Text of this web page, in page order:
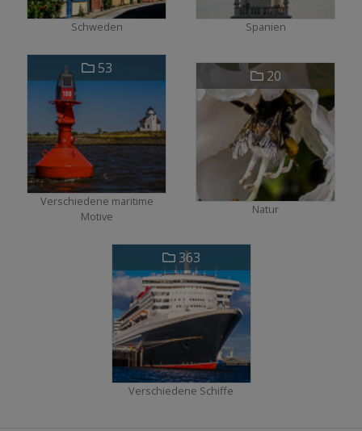
Schweden Spanien
53
Verschiedene maritime
Motive
20
Natur
363
Verschiedene Schiffe